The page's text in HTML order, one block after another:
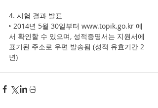
4. 시험 결과 발표
‣ 2014년 5월 30일부터 www.topik.go.kr 에
서 확인할 수 있으며, 성적증명서는 지원서에
표기된 주소로 우편 발송됨 (성적 유효기간 2
년)